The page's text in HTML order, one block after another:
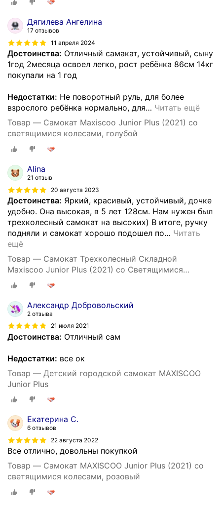
Дягилева Ангелина
17 отзывов
11 апреля 2024
Достоинства: Отличный самакат, устойчивый, сыну
1год 2месяца освоел легко, рост ребёнка 86см 14кг
покупали на 1 год
Недостатки: Не поворотный руль, для более
взрослого ребёнка нормально, для… Читать ещё
Товар — Самокат Maxiscoo Junior Plus (2021) со
светящимися колесами, голубой
Alina
21 отзыв
20 августа 2023
Достоинства: Яркий, красивый, устойчивый, дочке
удобно. Она высокая, в 5 лет 128см. Нам нужен был
трехколесный самокат на высоких) В итоге, ручку
подняли и самокат хорошо подошел по… Читать
ещё
Товар — Самокат Трехколесный Складной
Maxiscoo Junior Plus (2021) со Светящимися
Колесами, Розовый
Александр Добровольский
2 отзыва
21 июля 2021
Достоинства: Отличный сам
Недостатки: все ок
Товар — Детский городской самокат MAXISCOO
Junior Plus
Екатерина С.
6 отзывов
22 августа 2022
Все отлично, довольны покупкой
Товар — Самокат MAXISCOO Junior Plus (2021) со
светящимися колесами, розовый